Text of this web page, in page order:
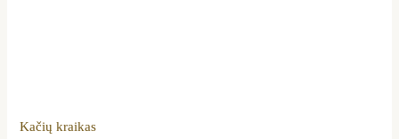
Kačių kraikas